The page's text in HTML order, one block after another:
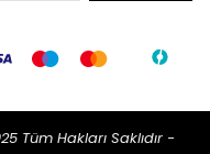
Tüm Hakları Saklıdır -